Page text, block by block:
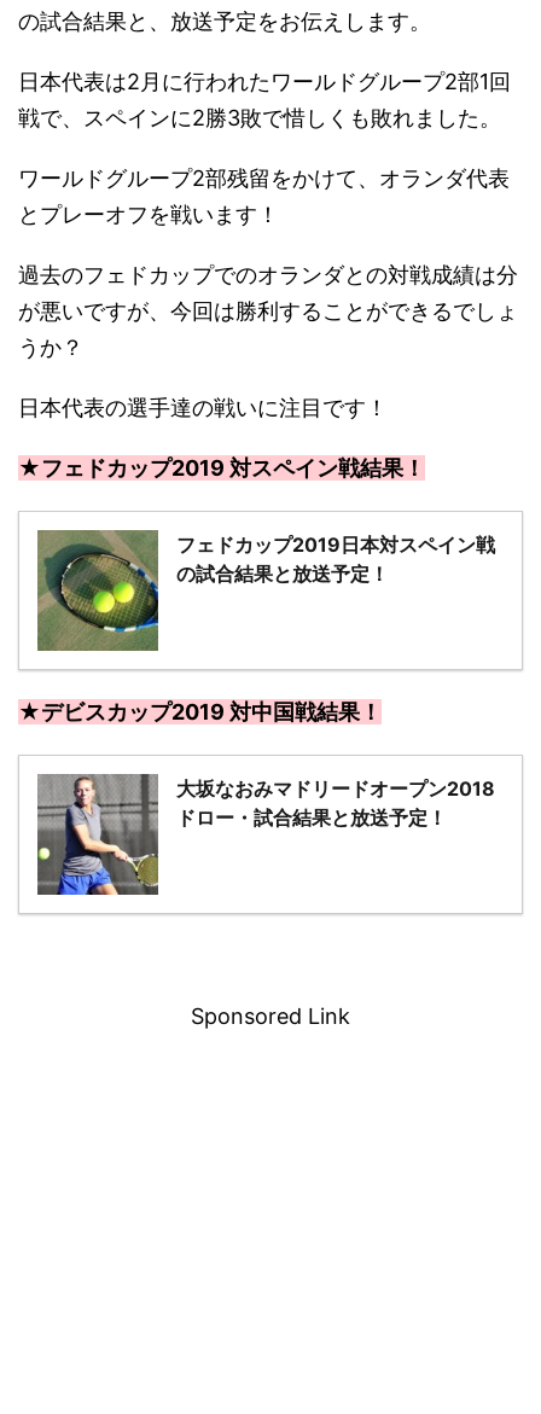
の試合結果と、放送予定をお伝えします。
日本代表は2月に行われたワールドグループ2部1回
戦で、スペインに2勝3敗で惜しくも敗れました。
ワールドグループ2部残留をかけて、オランダ代表
とプレーオフを戦います！
過去のフェドカップでのオランダとの対戦成績は分
が悪いですが、今回は勝利することができるでしょ
うか？
日本代表の選手達の戦いに注目です！
★フェドカップ2019 対スペイン戦結果！
フェドカップ2019日本対スペイン戦
の試合結果と放送予定！
★デビスカップ2019 対中国戦結果！
大坂なおみマドリードオープン2018
ドロー・試合結果と放送予定！
Sponsored Link